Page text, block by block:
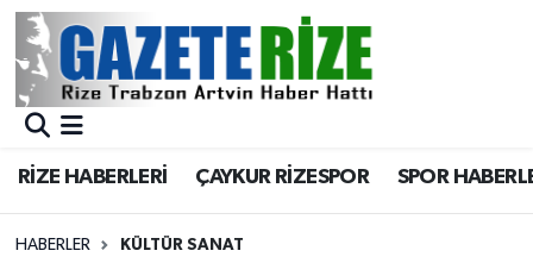
RİZE HABERLERİ ÇAYKUR RİZESPOR SPOR
HABERLER KÜLTÜR SANAT
BÖLGEMİZ
Asayiş
Merkez Nöbetçi Eczaneler
Merkez Trafik Yoğunluk Haritası